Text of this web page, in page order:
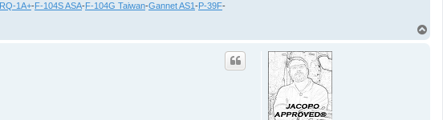
RQ-1A+-F-104S ASA-F-104G Taiwan-Gannet AS1 -P-39F-